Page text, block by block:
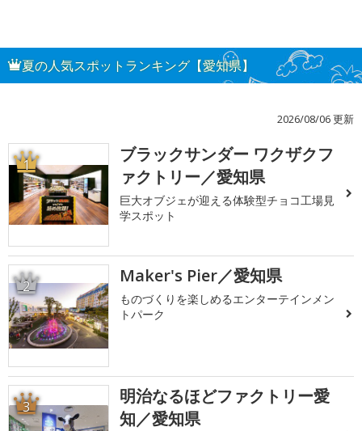
夏の人気スポットランキング【愛知県】
2026/08/06 更新
1
ブラックサンダー ワクザクフ
ァクトリー／愛知県
巨大オブジェが迎える体験型チョコ工場見
学スポット
2 Maker's Pier／愛知県
ものづくりを楽しめるエンターテインメン
トパーク
3
明治なるほどファクトリー愛
知／愛知県